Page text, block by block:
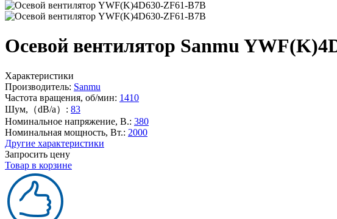
Осевой вентилятор Sanmu
Характеристики
Производитель: Sanmu
Частота вращения, об/мин: 1410
Шум,（dB/a）: 83
Номинальное напряжение, В.: 380
Номинальная мощность, Вт.: 2000
Другие характеристики
Запросить цену
Товар в корзине